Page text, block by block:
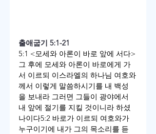
출애굽기 5:1-21
5:1 <모세와 아론이 바로 앞에 서다>
그 후에 모세와 아론이 바로에게 가
서 이르되 이스라엘의 하나님 여호와
께서 이렇게 말씀하시기를 내 백성
을 보내라 그러면 그들이 광야에서
내 앞에 절기를 지킬 것이니라 하셨
나이다5:2 바로가 이르되 여호와가
누구이기에 내가 그의 목소리를 듣